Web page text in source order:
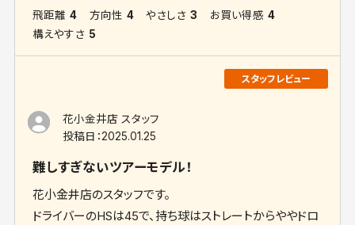
飛距離 4 方向性 4 やさしさ 3 お買い得感 4
構えやすさ 5
花小金井店 スタッフ
投稿日：2025.01.25
難しすぎないツアーモデル！
花小金井店のスタッフです。
ドライバーのHSは45で、持ち球はストレートからややドロ